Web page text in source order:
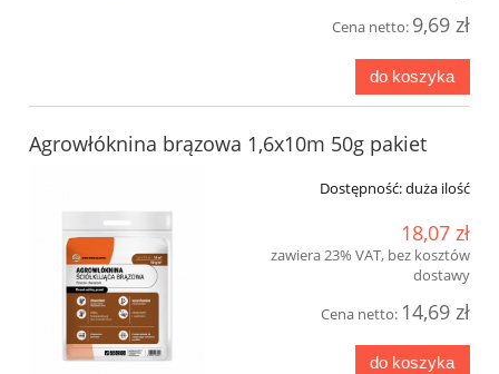
Cena netto: 9,69 zł
do koszyka
Agrowłóknina brązowa 1,6x10m 50g pakiet
Dostępność:duża ilość
18,07 zł
zawiera 23% VAT, bez kosztów
dostawy
Cena netto: 14,69 zł
do koszyka